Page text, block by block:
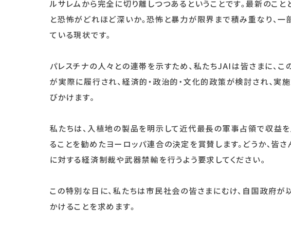
ルサレムから完全に切り離しつつあるということです。最新のこ
と恐怖がどれほど深いか。恐怖と暴力が限界まで積み重なり、一
ている現状です。
パレスチナの人々との連帯を示すため、私たちJAIは皆さまに、
が実際に履行され、経済的・政治的・文化的政策が検討され、実
びかけます。
私たちは、入植地の製品を明示して近代最長の軍事占領で収益
ることを勧めたヨーロッパ連合の決定を賞賛します。どうか、皆
に対する経済制裁や武器禁輸を行うよう要求してください。
この特別な日に、私たちは市民社会の皆さまにむけ、自国政府
かけることを求めます。